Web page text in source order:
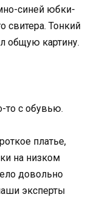
синей юбки-
свитера. Тонкий
общую картину.
то с обувью.
платье,
на низком
довольно
эксперты